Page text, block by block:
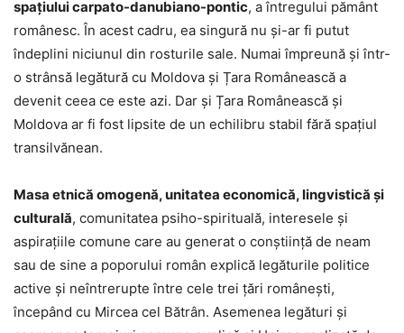
spaţiului carpato-danubiano-pontic, a întregului pământ
românesc. În acest cadru, ea singură nu şi-ar fi putut
îndeplini niciunul din rosturile sale. Numai împreună şi într-
o strânsă legătură cu Moldova şi Țara Românească a
devenit ceea ce este azi. Dar şi Țara Românească şi
Moldova ar fi fost lipsite de un echilibru stabil fără spaţiul
transilvănean.
Masa etnică omogenă, unitatea economică, lingvistică şi
culturală, comunitatea psiho-spirituală, interesele şi
aspiraţiile comune care au generat o conştiinţă de neam
sau de sine a poporului român explică legăturile politice
active şi neîntrerupte între cele trei ţări româneşti,
începând cu Mircea cel Bătrân. Asemenea legături şi